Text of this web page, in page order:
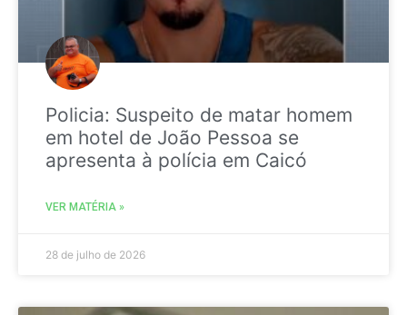
Policia: Suspeito de matar homem
em hotel de João Pessoa se
apresenta à polícia em Caicó
VER MATÉRIA »
28 de julho de 2026